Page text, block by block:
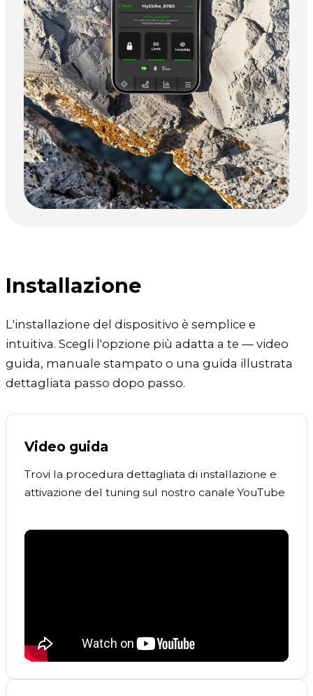
Installazione
L'installazione del dispositivo è semplice e
intuitiva. Scegli l'opzione più adatta a te — video
guida, manuale stampato o una guida illustrata
dettagliata passo dopo passo.
Video guida
Trovi la procedura dettagliata di installazione e
attivazione del tuning sul nostro canale YouTube